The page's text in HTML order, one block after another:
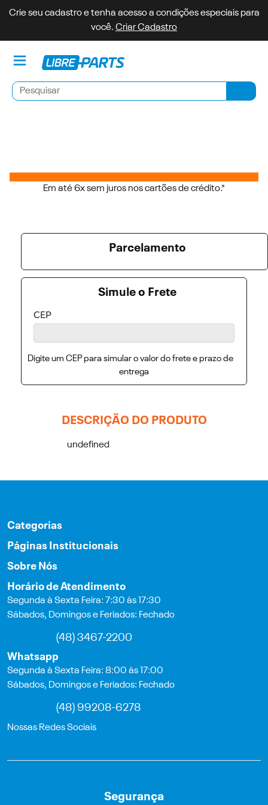
Crie seu cadastro e tenha acesso a condições especiais para
você. Criar Cadastro
Pesquisar
Em até 6x sem juros nos cartões de crédito.*
Parcelamento
Simule o Frete
CEP
Digite um CEP para simular o valor do frete e prazo de
entrega
DESCRIÇÃO DO PRODUTO
undefined
Categorias
Páginas Institucionais
Sobre Nós
Horário de Atendimento
Segunda à Sexta Feira: 7:30 às 17:30
Sábados, Domingos e Feriados: Fechado
(48) 3467-2200
Whatsapp
Segunda à Sexta Feira: 8:00 às 17:00
Sábados, Domingos e Feriados: Fechado
(48) 99208-6278
Nossas Redes Sociais
Segurança